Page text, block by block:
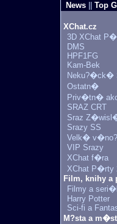
News Top
XChat.cz
3D XChat
DMS
HPF1FG
Kam-Bek
Neku?�ck�
Ostatn�
Priv�tn�
SRAZ CRT
Sraz
Srazy SS
Velk�
VIP Srazy
XChat f�ra
XChat P�rty
Film, knihy a
Filmy a
Harry Potter
Sci-fi a
M?sta a